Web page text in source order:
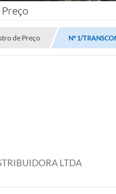
de Preço Nº 1/
LTDA